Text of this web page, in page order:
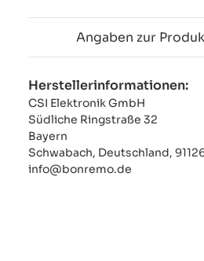
Angaben zur
Herstellerinformationen:
CSI Elektronik GmbH
Südliche Ringstraße 32
Bayern
Schwabach, Deutschland,
info@bonremo.de